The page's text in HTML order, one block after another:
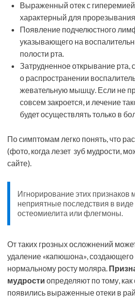
Выраженный отек с гиперемией
характерный для
Появление подчелюстного
указывающего на
полости рта.
Затрудненное открывание рта,
о распространении
жевательную мышцу. Если не
совсем закроется, и лечение
будет осуществлять только в
По симптомам легко понять, что
(фото, когда лезет зуб мудрости,
сайте).
Игнорирование этих признаков
неприятные последствия в виде
остеомиелита или флегмоны.
От таких грозных осложнений
удаление «капюшона», создающего
нормальному росту моляра.
мудрости определяют по тому, как
появились выраженные отеки в